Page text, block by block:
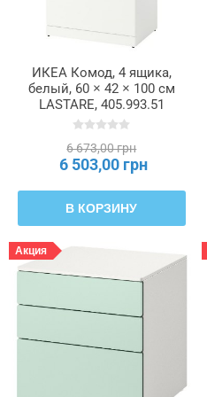
ИКЕА Комод, 4 ящика,
белый, 60 × 42 × 100 см
LASTARE, 405.993.51
6 673,00 грн
6 503,00 грн
В КОРЗИНУ
Акция